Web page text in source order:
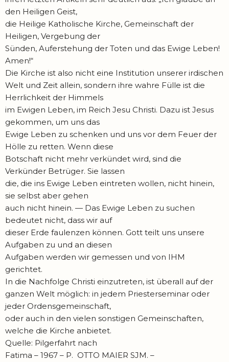
den Heiligen Geist,
die Heilige Katholische Kirche, Gemeinschaft der
Heiligen, Vergebung der
Sünden, Auferstehung der Toten und das Ewige Leben!
Amen!“
Die Kirche ist also nicht eine Institution unserer irdischen
Welt und Zeit allein, sondern ihre wahre Fülle ist die
Herrlichkeit der Himmels
im Ewigen Leben, im Reich Jesu Christi. Dazu ist Jesus
gekommen, um uns das
Ewige Leben zu schenken und uns vor dem Feuer der
Hölle zu retten. Wenn diese
Botschaft nicht mehr verkündet wird, sind die
Verkünder Betrüger. Sie lassen
die, die ins Ewige Leben eintreten wollen, nicht hinein,
sie selbst aber gehen
auch nicht hinein. — Das Ewige Leben zu suchen
bedeutet nicht, dass wir auf
dieser Erde faulenzen können. Gott teilt uns unsere
Aufgaben zu und an diesen
Aufgaben werden wir gemessen und von IHM
gerichtet.
In die Nachfolge Christi einzutreten, ist überall auf der
ganzen Welt möglich: in jedem Priesterseminar oder
jeder Ordensgemeinschaft,
oder auch in den vielen sonstigen Gemeinschaften,
welche die Kirche anbietet.
Quelle: Pilgerfahrt nach
Fatima – 1967 – P. OTTO MAIER SJM. –